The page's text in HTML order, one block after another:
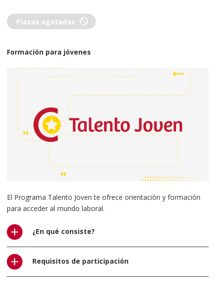
Plazas agotadas block
Formación para jóvenes
El Programa Talento Joven te ofrece orientación y formación
para acceder al mundo laboral.
¿En qué consiste?
Consiste en el desarrollo de un itinerario formativo completo,
con el objetivo de aportarte respuestas de orientación y
formación para tu empleabilidad.
Requisitos de participación